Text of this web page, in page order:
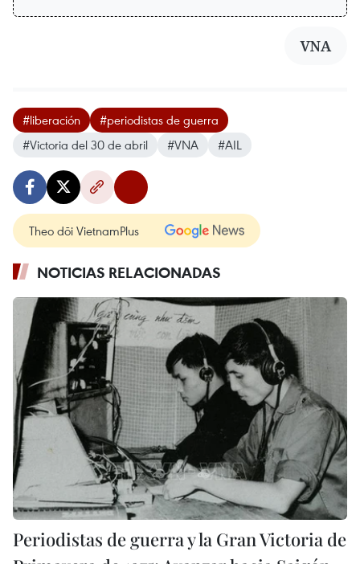
VNA
#liberación
#periodistas de guerra
#Victoria del 30 de abril
#VNA #AIL
Theo dõi VietnamPlus
NOTICIAS RELACIONADAS
Periodistas de guerra y la Gran Victoria de